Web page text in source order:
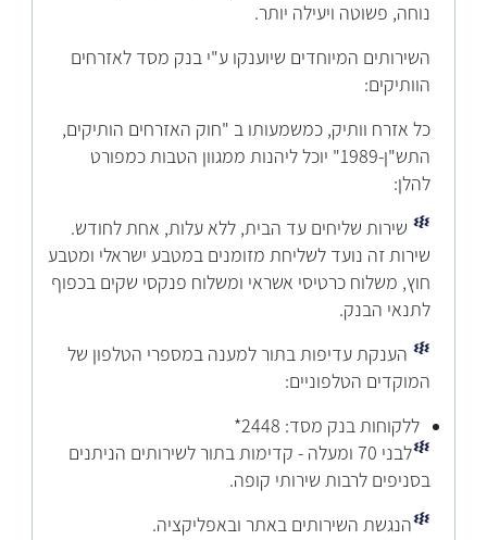
נוחה, פשוטה ויעילה יותר.
השירותים המיוחדים שיוענקו ע"י בנק מסד לאזרחים
הוותיקים:
כל אזרח וותיק, כמשמעותו ב "חוק האזרחים הותיקים,
התש"ן-1989" יוכל ליהנות ממגוון הטבות כמפורט
להלן:
שירות שליחים עד הבית, ללא עלות, אחת לחודש.
שירות זה נועד לשליחת מזומנים במטבע ישראלי ומטבע
חוץ, משלוח כרטיסי אשראי ומשלוח פנקסי שקים בכפוף
לתנאי הבנק.
הענקת עדיפות בתור למענה במספרי הטלפון של
המוקדים הטלפוניים:
ללקוחות בנק מסד: 2448*
לבני 70 ומעלה - קדימות בתור לשירותים הניתנים
בסניפים לרבות שירותי קופה.
הנגשת השירותים באתר ובאפליקציה.